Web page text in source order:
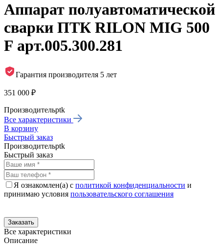
Аппарат полуавтоматической
сварки ПТК RILON MIG 500
F арт.005.300.281
Гарантия производителя 5 лет
351 000 ₽
Производительptk
Все характеристики
В корзину
Быстрый заказ
Производительptk
Быстрый заказ
Я ознакомлен(а) с политикой конфиденциальности и
принимаю условия пользовательского соглашения
Все характеристики
Описание